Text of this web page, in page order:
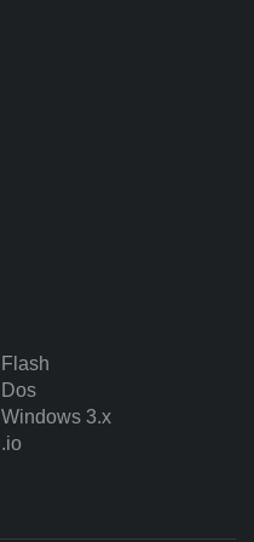
Flash
Dos
Windows 3.x
.io